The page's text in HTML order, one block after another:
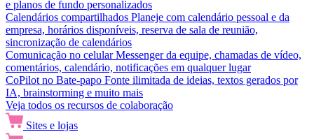
e planos de fundo personalizados
Calendários compartilhados Planeje com calendário pessoal e da
empresa, horários disponíveis, reserva de sala de reunião,
sincronização de calendários
Comunicação no celular Messenger da equipe, chamadas de vídeo,
comentários, calendário, notificações em qualquer lugar
CoPilot no Bate-papo Fonte ilimitada de ideias, textos gerados por
IA, brainstorming e muito mais
Veja todos os recursos de colaboração
Sites e lojas